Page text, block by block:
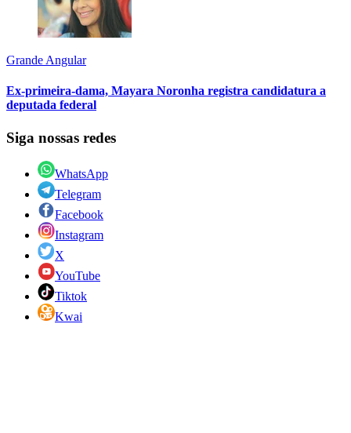
Grande Angular
Ex-primeira-dama, Mayara Noronha registra candidatura a
deputada federal
Siga nossas redes
WhatsApp
Telegram
Facebook
Instagram
X
YouTube
Tiktok
Kwai